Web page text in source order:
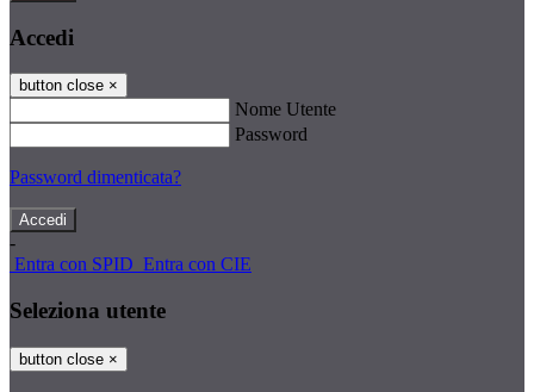
Accedi
button close ×
Nome Utente
Password
Password dimenticata?
-
Entra con SPID Entra con CIE
Seleziona utente
button close ×